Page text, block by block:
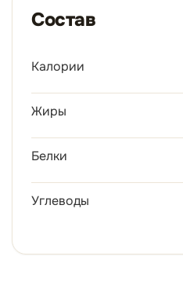
Состав
Калории
Жиры
Белки
Углеводы